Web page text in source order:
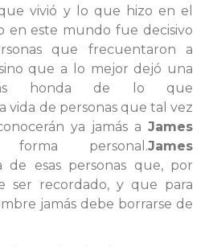
vivió y lo que hizo en el
en este mundo fue decisivo
que frecuentaron a
que a lo mejor dejó una
honda de lo que
vida de personas que tal vez
ya jamás a James
personal.James
esas personas que, por
ser recordado, y que para
jamás debe borrarse de